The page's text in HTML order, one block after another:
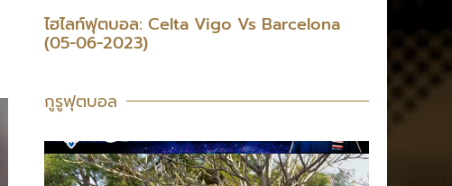
ไฮไลท์ฟุตบอล: Celta Vigo Vs Barcelona
(05-06-2023)
กูรูฟุตบอล